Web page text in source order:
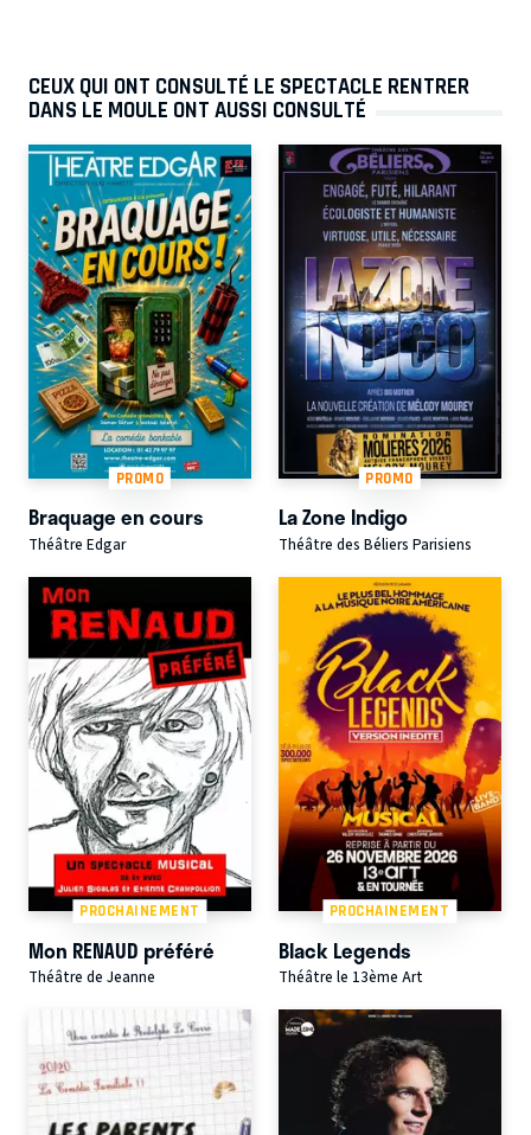
CEUX QUI ONT CONSULTÉ LE SPECTACLE RENTRER
DANS LE MOULE ONT AUSSI CONSULTÉ
PROMO
Braquage en cours
Théâtre Edgar
PROMO
La Zone Indigo
Théâtre des Béliers Parisiens
PROCHAINEMENT
Mon RENAUD préféré
Théâtre de Jeanne
PROCHAINEMENT
Black Legends
Théâtre le 13ème Art